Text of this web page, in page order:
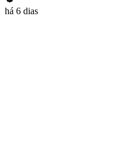
há 6 dias